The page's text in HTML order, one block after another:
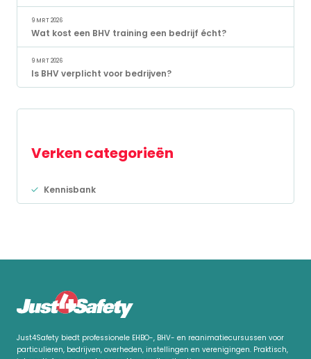
Wat kost een BHV training een bedrijf écht?
9 MRT 2026
Is BHV verplicht voor bedrijven?
9 MRT 2026
Verken categorieën
Kennisbank
Just4Safety biedt professionele EHBO-, BHV- en reanimatiecursussen voor
particulieren, bedrijven, overheden, instellingen en verenigingen. Praktisch,